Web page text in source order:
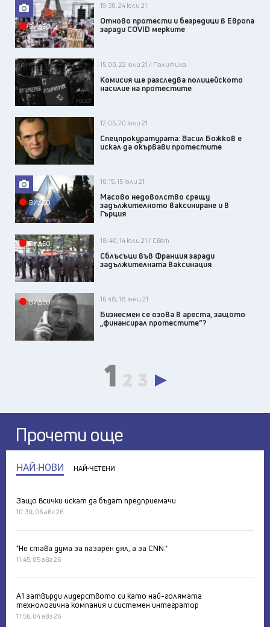
ВИДЕО
19:30, 24 юли 21
Отново протести и безредици в Европа
заради COVID мерките
15:00, 22 юли 21 / Политика
Комисия ще разследва полицейското
насилие на протестите
12:05, 20 юли 21
Спецпрокуратурата: Васил Божков е
искал да окървави протестите
ВИДЕО
10:15, 15 юли 21
Масово недоволство срещу
задължителното ваксиниране и в
Гърция
ВИДЕО 18:40, 14 юли 21 / Свят
Сблъсъци във Франция заради
задължителната ваксинация
ВИДЕО 16:48, 18 юни 21
Бизнесмен се озова в ареста, защото
„финансирал протестите“?
1 2 3
Прочети още
НАЙ-НОВИ НАЙ-ЧЕТЕНИ
Защо всички искат да бъдат предприемачи
10:30, 06 авг 26
"Не става дума за пазарен дял, а за CNN."
11:45, 05 авг 26
А1 затвърди лидерството си като най-голямата
технологична компания и системен интегратор
11:56, 04 авг 26